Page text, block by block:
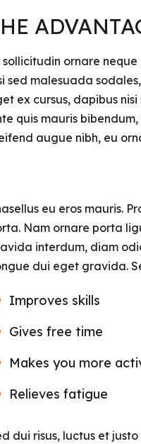
sollicitudin ornare
sed malesuada
ex cursus, dapibus
quis mauris
augue nibh, eu
eu eros mauris.
Nam ornare porta
interdum, diam
dui eget gravida.
Improves skills
Gives free time
Makes you more
Relieves fatigue
dui risus, luctus et